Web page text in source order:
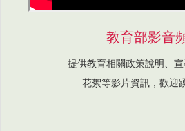
教育部影音
提供教育相關政策說明、
花絮等影片資訊，歡迎